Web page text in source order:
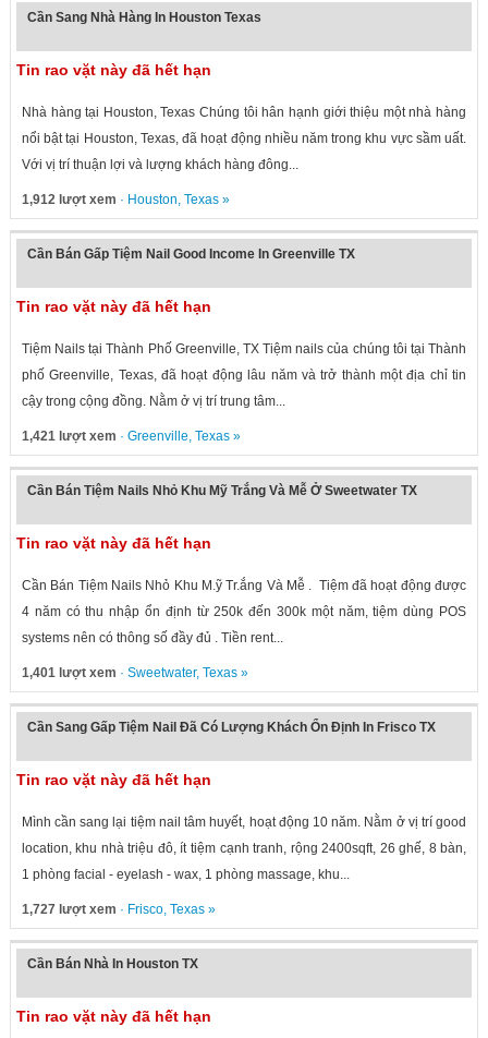
Cần Sang Nhà Hàng In Houston Texas
Tin rao vặt này đã hết hạn
Nhà hàng tại Houston, Texas Chúng tôi hân hạnh giới thiệu một nhà hàng
nổi bật tại Houston, Texas, đã hoạt động nhiều năm trong khu vực sầm uất.
Với vị trí thuận lợi và lượng khách hàng đông...
1,912 lượt xem · Houston, Texas»
Cần Bán Gấp Tiệm Nail Good Income In Greenville TX
Tin rao vặt này đã hết hạn
Tiệm Nails tại Thành Phố Greenville, TX Tiệm nails của chúng tôi tại Thành
phố Greenville, Texas, đã hoạt động lâu năm và trở thành một địa chỉ tin
cậy trong cộng đồng. Nằm ở vị trí trung tâm...
1,421 lượt xem · Greenville, Texas»
Cần Bán Tiệm Nails Nhỏ Khu Mỹ Trắng Và Mễ Ở Sweetwater TX
Tin rao vặt này đã hết hạn
Cần Bán Tiệm Nails Nhỏ Khu M.ỹ Tr.ắng Và Mễ . Tiệm đã hoạt động được
4 năm có thu nhập ổn định từ 250k đến 300k một năm, tiệm dùng POS
systems nên có thông số đầy đủ . Tiền rent...
1,401 lượt xem · Sweetwater, Texas»
Cần Sang Gấp Tiệm Nail Đã Có Lượng Khách Ổn Định In Frisco TX
Tin rao vặt này đã hết hạn
Mình cần sang lại tiệm nail tâm huyết, hoạt động 10 năm. Nằm ở vị trí good
location, khu nhà triệu đô, ít tiệm cạnh tranh, rộng 2400sqft, 26 ghế, 8 bàn,
1 phòng facial - eyelash - wax, 1 phòng massage, khu...
1,727 lượt xem · Frisco, Texas»
Cần Bán Nhà In Houston TX
Tin rao vặt này đã hết hạn